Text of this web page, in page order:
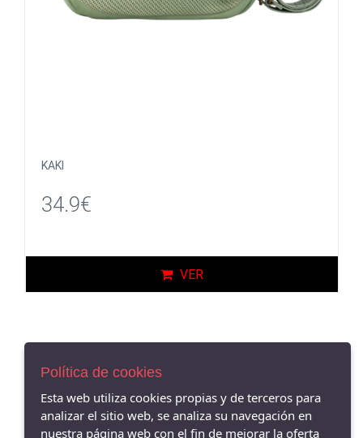
KAKI
34.9€
VER
POLÍTICA DE COOKIES
ENVÍOS Y DEVOLUCIONES
Política de cookies
Esta web utiliza cookies propias y de terceros para
analizar el sitio web, se analiza su navegación en
nuestra página web con el fin de mejorar la oferta